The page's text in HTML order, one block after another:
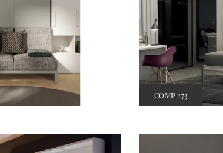
COMP 273